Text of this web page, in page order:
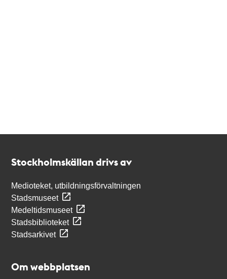
Stockholmskällan drivs av
Medioteket, utbildningsförvaltningen
Stadsmuseet
Medeltidsmuseet
Stadsbiblioteket
Stadsarkivet
Om webbplatsen